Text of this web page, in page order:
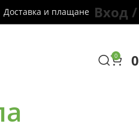
Доставка и плащане Вход
0